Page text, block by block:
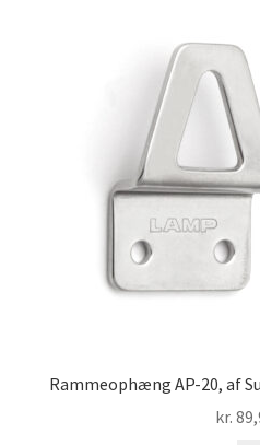
Rammeophæng AP-20, af
kr.